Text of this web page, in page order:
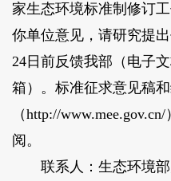
家生态环境标准制修订
你单位意见，请研究提
24日前反馈我部（电子
箱）。标准征求意见稿
（http://
阅。
联系人：生态环境部